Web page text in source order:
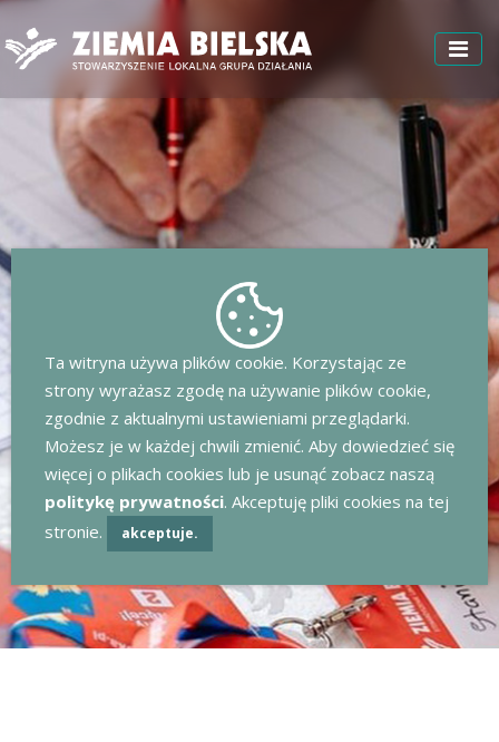
Ta witryna używa plików cookie. Korzystając ze
strony wyrażasz zgodę na używanie plików cookie,
zgodnie z aktualnymi ustawieniami przeglądarki.
Możesz je w każdej chwili zmienić. Aby dowiedzieć się
więcej o plikach cookies lub je usunąć zobacz naszą
politykę prywatności. Akceptuję pliki cookies na tej
stronie.
akceptuje.